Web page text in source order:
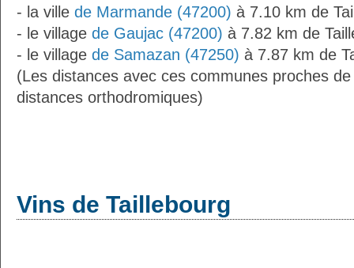
- la ville de Marmande (47200) à 7.10 km de
- le village de Gaujac (47200) à 7.82 km de
- le village de Samazan (47250) à 7.87 km de
(Les distances avec ces communes proches
distances orthodromiques)
Vins de Taillebourg